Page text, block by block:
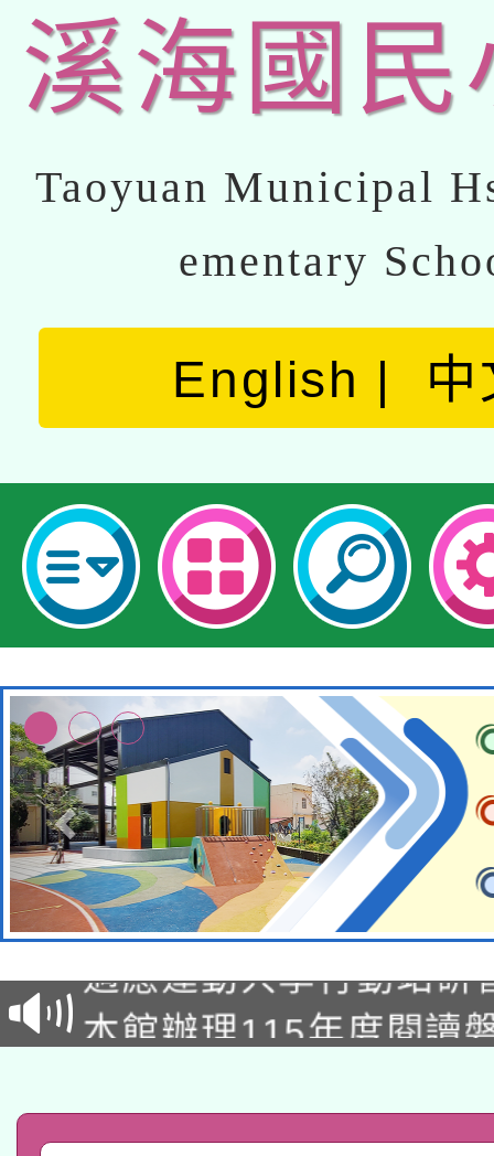
溪海國民
Taoyuan Municipal
ementary
English 中
本校115學年度第2次
招)
本館辦理115年度閱讀
A3數位素養講師名單